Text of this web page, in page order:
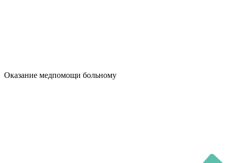
Оказание медпомощи больному